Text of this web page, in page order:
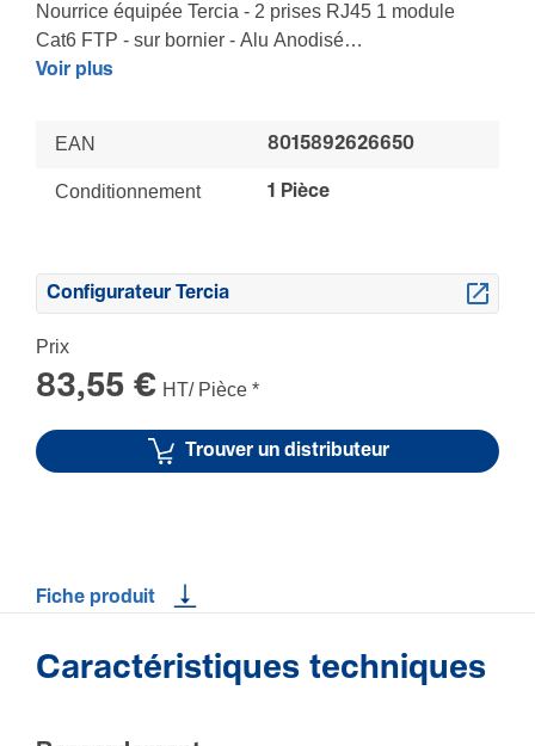
Nourrice équipée Tercia - 2 prises RJ45 1 module
Cat6 FTP - sur bornier - Alu Anodisé
A installer sur ou sous un bureau, une table de
Combinaisons multiples à la demande : raccordement
sur bornier, sur connecteur Wago™ ou Wieland™ avec
Voir plus
EAN 8015892626650
Conditionnement 1 Pièce
Configurateur Tercia
Prix
83,55 € HT/ Pièce *
Trouver un distributeur
Fiche produit
Caractéristiques techniques